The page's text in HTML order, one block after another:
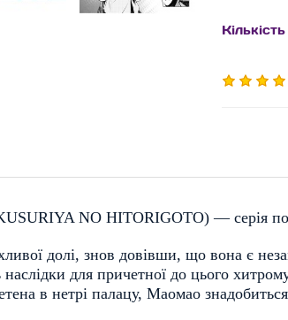
Кількість
NO HITORIGOTO) — серія
​​долі, знов довівши, що вона є
для причетної до цього
в нетрі палацу, Маомао знадобиться